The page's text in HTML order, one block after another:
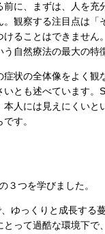
に、まずは、人を
観察する注目点は
ることはできません。
自然療法の最大の特
状の全体像をよく
とも述べています
本人には見えにくい
す。
３つを学びました。
ゆっくりと成長する
とって過酷な環境下で